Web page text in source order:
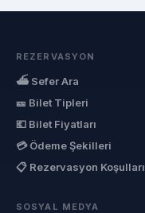
REZERVASYON
⛴ Sefer Ara
🎫 Bilet Tipleri
💶 Bilet Fiyatları
💳 Ödeme Şekilleri
📋 Rezervasyon Koşulları
SOSYAL MEDYA